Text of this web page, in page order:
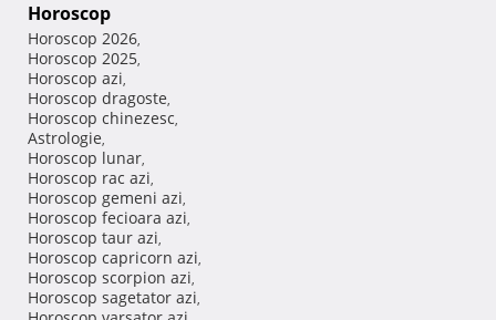
Horoscop
Horoscop 2026,
Horoscop 2025,
Horoscop azi,
Horoscop dragoste,
Horoscop chinezesc,
Astrologie,
Horoscop lunar,
Horoscop rac azi,
Horoscop gemeni azi,
Horoscop fecioara azi,
Horoscop taur azi,
Horoscop capricorn azi,
Horoscop scorpion azi,
Horoscop sagetator azi,